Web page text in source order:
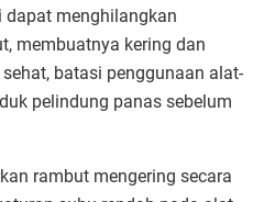
dapat menghilangkan
membuatnya kering dan
batasi penggunaan alat-
pelindung panas sebelum
rambut mengering secara